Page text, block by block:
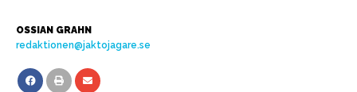
OSSIAN GRAHN
redaktionen@jaktojagare.se